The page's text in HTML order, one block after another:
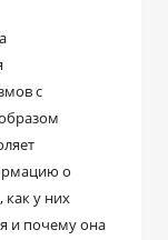
с
о
как у них
и почему она